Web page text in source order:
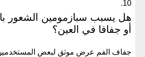
هل يسبب سبازمومين الشعور
أو جفافا في العين؟
جفاف الفم عرض موثق لبعض